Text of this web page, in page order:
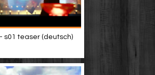
s01 teaser (deutsch)